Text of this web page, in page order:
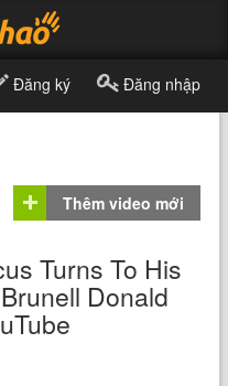
Đăng ký Đăng nhập
Thêm video mới
Turns To His
Donald